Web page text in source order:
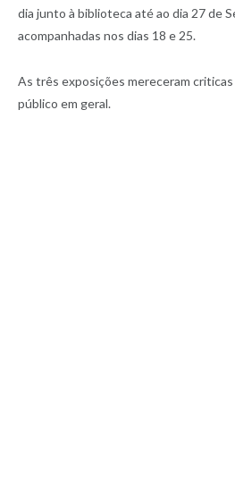
dia junto à biblioteca até ao dia 27 de
acompanhadas nos dias 18 e 25.
As três exposições mereceram
público em geral.